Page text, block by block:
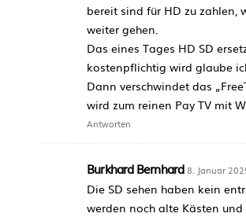
bereit sind für HD zu zahlen,
weiter gehen.
Das eines Tages HD SD
kostenpflichtig wird glaube
Dann verschwindet das
wird zum reinen Pay TV mit
Antworten
Burkhard Bernhard 8. Januar
Die SD sehen haben kein
werden noch alte Kästen und